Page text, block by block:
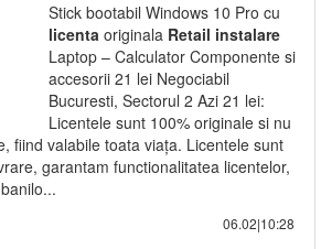
Stick bootabil Windows 10 Pro cu
licenta originala Retail instalare
Laptop – Calculator Componente si
accesorii 21 lei Negociabil
Bucuresti, Sectorul 2 Azi 21 lei:
Licentele sunt 100% originale si nu
fiind valabile toata viața. Licentele sunt
garantam functionalitatea licentelor,
06.02|10:28